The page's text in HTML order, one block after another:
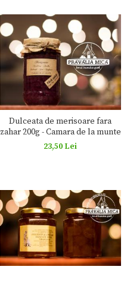
Dulceata de merisoare fara
zahar 200g - Camara de la munte
23,50 Lei